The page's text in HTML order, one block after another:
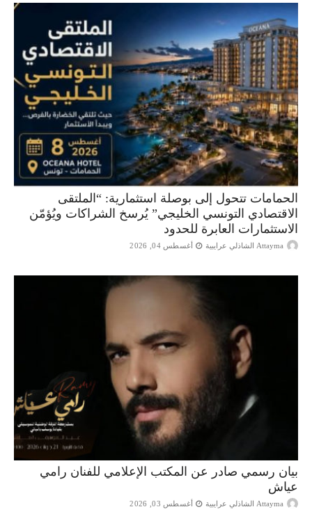
الحمامات تتحول إلى بوصلة استثمارية: “الملتقى
الاقتصادي التونسي الخليجي” يُرسخ الشراكات ويُؤمّن
الاستثمارات العابرة للحدود
Attayma الشاذلي عرايبية أغسطس 04, 2026
بيان رسمي صادر عن المكتب الإعلامي للفنان رامي
عياش
Attayma الشاذلي عرايبية أغسطس 03, 2026